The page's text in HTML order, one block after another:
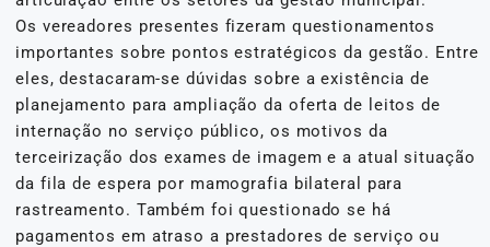
Os vereadores presentes fizeram questionamentos
importantes sobre pontos estratégicos da gestão. Entre
eles, destacaram-se dúvidas sobre a existência de
planejamento para ampliação da oferta de leitos de
internação no serviço público, os motivos da
terceirização dos exames de imagem e a atual situação
da fila de espera por mamografia bilateral para
rastreamento. Também foi questionado se há
pagamentos em atraso a prestadores de serviço ou